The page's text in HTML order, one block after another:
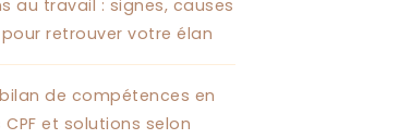
au travail : signes, causes
retrouver votre élan
de compétences en
CPF et solutions selon